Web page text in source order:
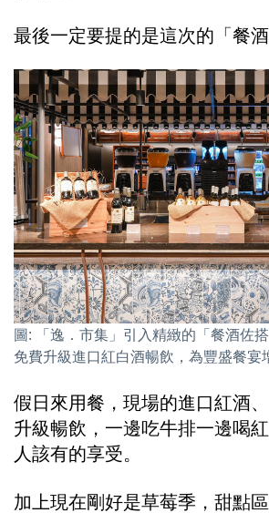
最後一定要提的是這次的「餐酒
圖: 「逸．市集」引入精緻的「餐酒佐
免費升級進口紅白酒暢飲，為豐盛餐宴
假日來用餐，現場的進口紅酒
升級暢飲，一邊吃牛排一邊喝
人該有的享受。
加上現在剛好是草莓季，甜點